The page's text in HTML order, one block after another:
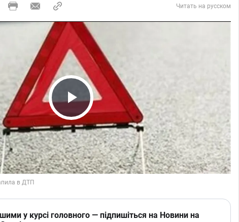
Читать на русском
Play Video
у курсі головного — підпишіться на Новини на